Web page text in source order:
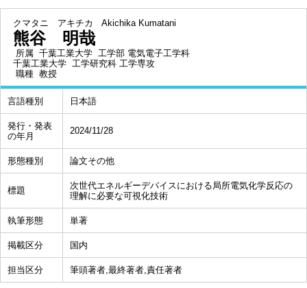
クマタニ アキチカ Akichika Kumatani
熊谷 明哉
所属 千葉工業大学 工学部 電気電子工学科
千葉工業大学 工学研究科 工学専攻
職種 教授
言語種別 日本語
発行・発表
の年月
2024/11/28
形態種別 論文その他
標題
次世代エネルギーデバイスにおける局所電気化学反応の
理解に必要な可視化技術
執筆形態 単著
掲載区分 国内
担当区分 筆頭著者,最終著者,責任著者